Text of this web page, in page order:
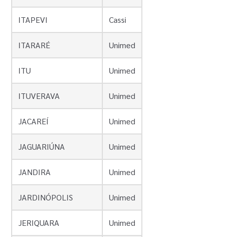
ITAPEVI Cassi
ITARARÉ Unimed
ITU Unimed
ITUVERAVA Unimed
JACAREÍ Unimed
JAGUARIÚNA Unimed
JANDIRA Unimed
JARDINÓPOLIS Unimed
JERIQUARA Unimed